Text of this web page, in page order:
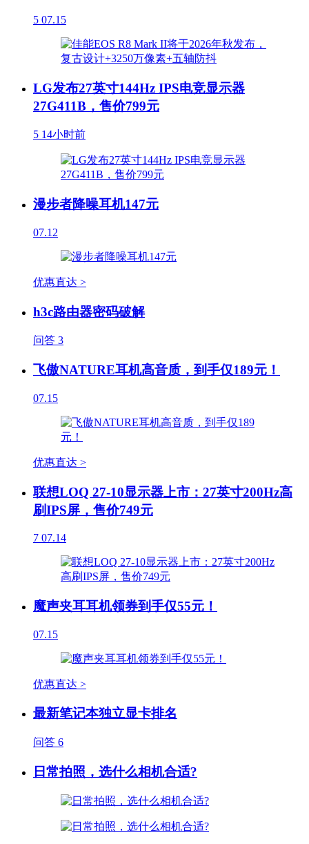
5 07.15
LG发布27英寸144Hz IPS电竞显示器
27G411B，售价799元
5 14小时前
漫步者降噪耳机147元
07.12
优惠直达 >
h3c路由器密码破解
问答 3
飞傲NATURE耳机高音质，到手仅189元！
07.15
优惠直达 >
联想LOQ 27-10显示器上市：27英寸200Hz高
刷IPS屏，售价749元
7 07.14
魔声夹耳耳机领券到手仅55元！
07.15
优惠直达 >
最新笔记本独立显卡排名
问答 6
日常拍照，选什么相机合适?